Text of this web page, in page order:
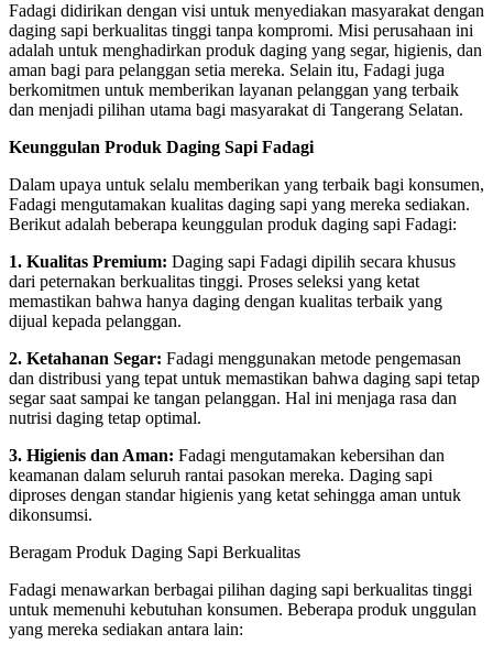
Fadagi didirikan dengan visi untuk menyediakan masyarakat dengan
daging sapi berkualitas tinggi tanpa kompromi. Misi perusahaan ini
adalah untuk menghadirkan produk daging yang segar, higienis, dan
aman bagi para pelanggan setia mereka. Selain itu, Fadagi juga
berkomitmen untuk memberikan layanan pelanggan yang terbaik
dan menjadi pilihan utama bagi masyarakat di Tangerang Selatan.
Keunggulan Produk Daging Sapi Fadagi
Dalam upaya untuk selalu memberikan yang terbaik bagi konsumen,
Fadagi mengutamakan kualitas daging sapi yang mereka sediakan.
Berikut adalah beberapa keunggulan produk daging sapi Fadagi:
1. Kualitas Premium: Daging sapi Fadagi dipilih secara khusus
dari peternakan berkualitas tinggi. Proses seleksi yang ketat
memastikan bahwa hanya daging dengan kualitas terbaik yang
dijual kepada pelanggan.
2. Ketahanan Segar: Fadagi menggunakan metode pengemasan
dan distribusi yang tepat untuk memastikan bahwa daging sapi tetap
segar saat sampai ke tangan pelanggan. Hal ini menjaga rasa dan
nutrisi daging tetap optimal.
3. Higienis dan Aman: Fadagi mengutamakan kebersihan dan
keamanan dalam seluruh rantai pasokan mereka. Daging sapi
diproses dengan standar higienis yang ketat sehingga aman untuk
dikonsumsi.
Beragam Produk Daging Sapi Berkualitas
Fadagi menawarkan berbagai pilihan daging sapi berkualitas tinggi
untuk memenuhi kebutuhan konsumen. Beberapa produk unggulan
yang mereka sediakan antara lain: